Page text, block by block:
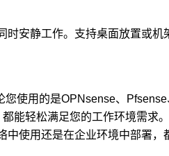
时安静工作。支持桌面放置或机
使用的是OPNsense、Pfsense
能轻松满足您的工作环境需求
使用还是在企业环境中部署，